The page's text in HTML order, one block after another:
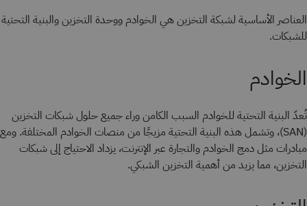
العناصر الأساسية لشبكة التخزين هي الخوادم ووحدة التخزين والبنية التحتية
للشبكات.
الخوادم
تُعدّ البنية التحتية للخوادم السبب الكامن وراء جميع حلول شبكات التخزين
(SAN)، وتشمل هذه البنية التحتية مزيجًا من منصات الخوادم المختلفة. ومع
مبادرات مثل دمج الخوادم والتجارة عبر الإنترنت، يزداد الاحتياج إلى شبكات
التخزين، مما يزيد من أهمية التخزين الشبكي.